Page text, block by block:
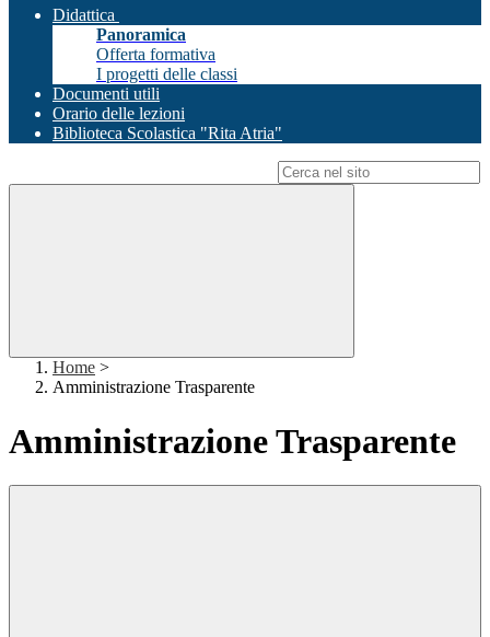
Didattica
Panoramica
Offerta formativa
I progetti delle classi
Documenti utili
Orario delle lezioni
Biblioteca Scolastica "Rita Atria"
Home >
Amministrazione Trasparente
Amministrazione Trasparente